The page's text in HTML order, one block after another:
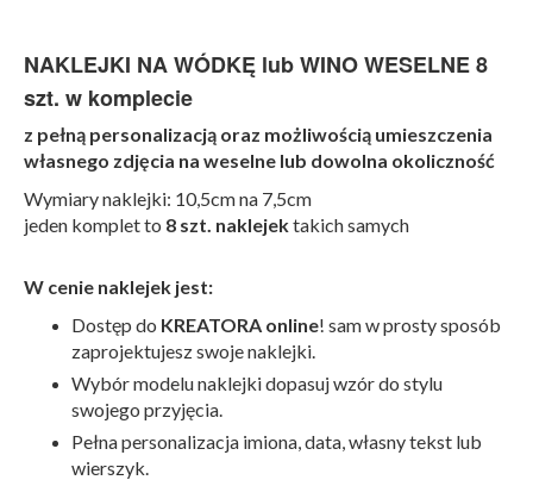
NAKLEJKI NA WÓDKĘ lub WINO WESELNE 8
szt. w komplecie
z pełną personalizacją oraz możliwością umieszczenia
własnego zdjęcia na weselne lub dowolna okoliczność
Wymiary naklejki: 10,5cm na 7,5cm
jeden komplet to 8 szt. naklejektakich samych
W cenie naklejek jest:
Dostęp do KREATORA online! sam w prosty sposób
zaprojektujesz swoje naklejki.
Wybór modelu naklejki dopasuj wzór do stylu
swojego przyjęcia.
Pełna personalizacja imiona, data, własny tekst lub
wierszyk.